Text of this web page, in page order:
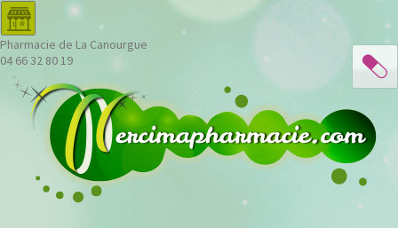
Pharmacie de La Canourgue
04 66 32 80 19